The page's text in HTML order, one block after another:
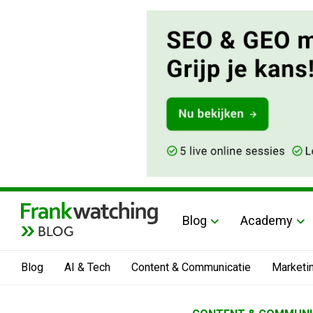
BLOG
Blog Academy
Blog AI & Tech Content & Communicatie